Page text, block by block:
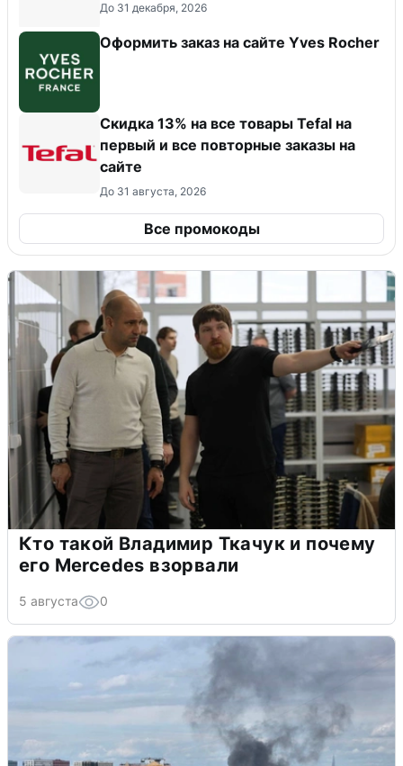
До 31 декабря, 2026
Оформить заказ на сайте Yves Rocher
Скидка 13% на все товары Tefal на
первый и все повторные заказы на
сайте
До 31 августа, 2026
Все промокоды
Кто такой Владимир Ткачук и почему
его Mercedes взорвали
5 августа 0